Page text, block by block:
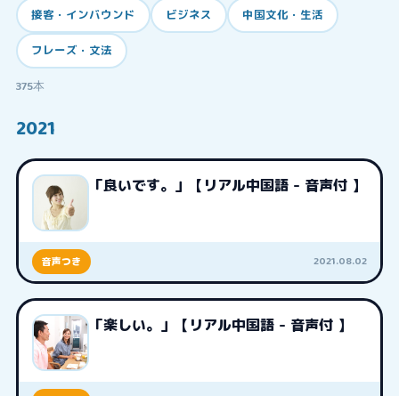
接客・インバウンド ビジネス 中国文化・生活
フレーズ・文法
375本
2021
「良いです。」【リアル中国語 - 音声付 】
音声つき 2021.08.02
「楽しい。」【リアル中国語 - 音声付 】